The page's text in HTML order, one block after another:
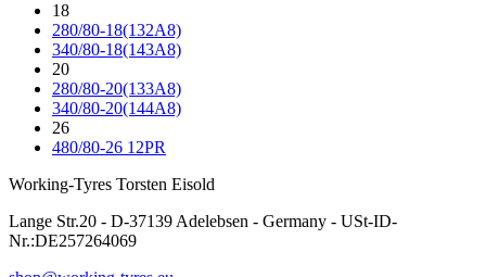
18
280/80-18(132A8)
340/80-18(143A8)
20
280/80-20(133A8)
340/80-20(144A8)
26
480/80-26 12PR
Working-Tyres Torsten Eisold
Lange Str.20 - D-37139 Adelebsen - Germany - USt-ID-
Nr.:DE257264069